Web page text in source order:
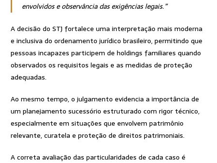
envolvidos e observância das exigências legais.”
A decisão do STJ fortalece uma interpretação mais moderna
e inclusiva do ordenamento jurídico brasileiro, permitindo que
pessoas incapazes participem de holdings familiares quando
observados os requisitos legais e as medidas de proteção
adequadas.
Ao mesmo tempo, o julgamento evidencia a importância de
um planejamento sucessório estruturado com rigor técnico,
especialmente em situações que envolvem patrimônio
relevante, curatela e proteção de direitos patrimoniais.
A correta avaliação das particularidades de cada caso é